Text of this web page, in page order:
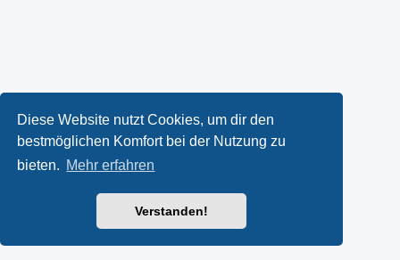
Diese Website nutzt Cookies, um dir den
bestmöglichen Komfort bei der Nutzung zu
bieten. Mehr erfahren
Verstanden!